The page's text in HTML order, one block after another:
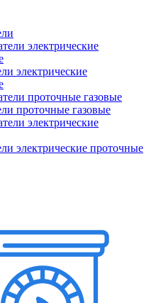
электрические
проточные газовые
электрические проточные